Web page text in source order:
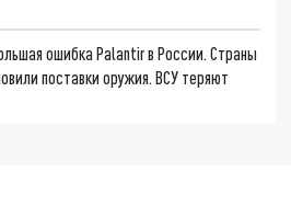
ошибка Palantir в России. Страны
поставки оружия. ВСУ теряют